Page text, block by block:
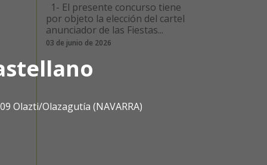
Olazti/Olazagutía (NAVARRA)
1- El presente concurso tiene
por objeto la elección del cartel
anunciador de las Fiestas...
03 de junio de 2026